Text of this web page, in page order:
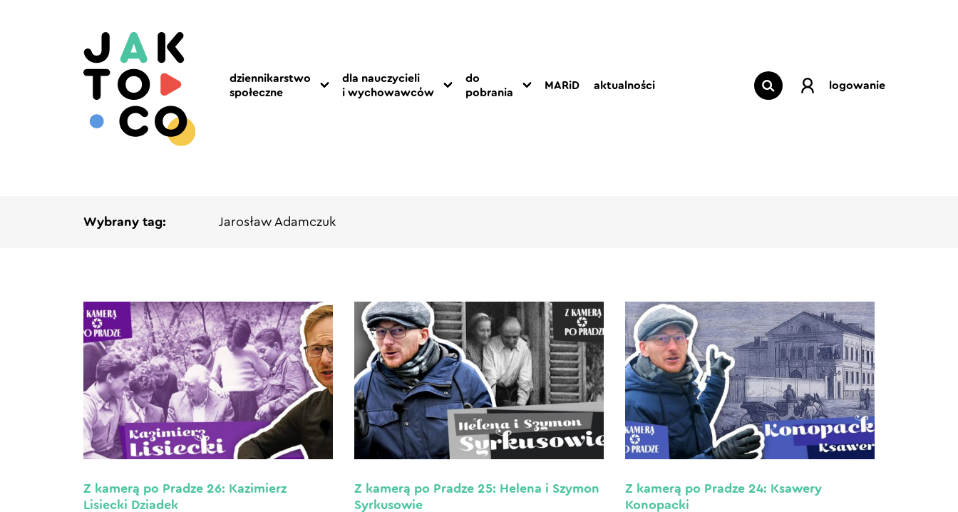
dziennikarstwo
społeczne
dla nauczycieli
i wychowawców
do
pobrania
MARiD aktualności logowanie
Wybrany tag: Jarosław Adamczuk
Z kamerą po Pradze 26: Kazimierz
Lisiecki Dziadek
Z kamerą po Pradze 25: Helena i Szymon
Syrkusowie
Z kamerą po Pradze 24: Ksawery
Konopacki